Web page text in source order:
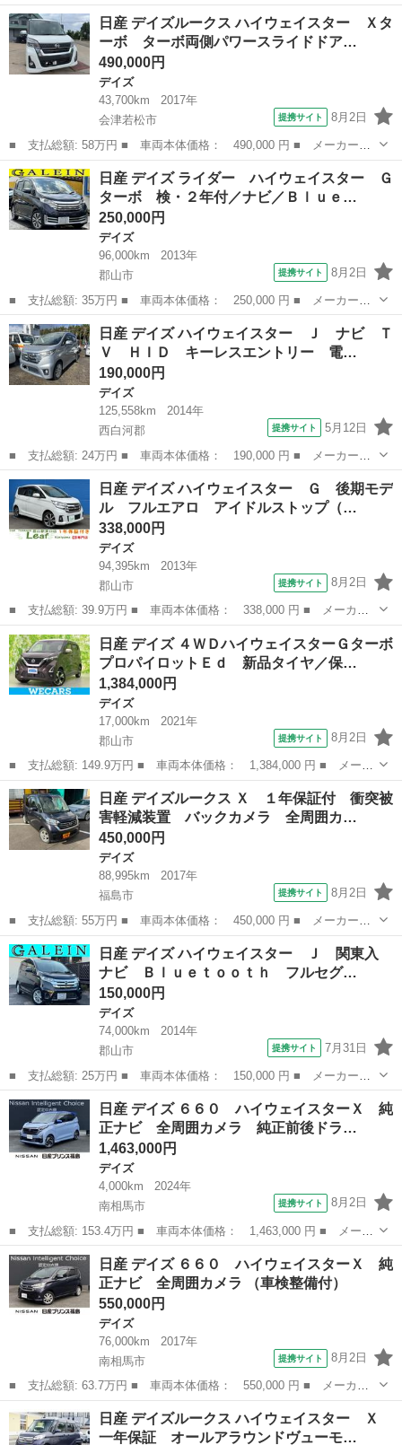
名： 日産 ■ 車種名： デイズ ■ グレード名： Ｘ 純正ナビ／
ＥＴＣ／スマートキー／衝突軽減防止装置／横滑り防止装置／純正フ
ロアマット／...
福島 福島市 デイズ
日産 デイズルークス ハイウェイスター Ｘタ
ーボ ターボ両側パワースライドドア…
490,000円
デイズ
43,700km
2017年
会津若松市
提携サイト 8月2日
■ 支払総額: 58万円 ■ 車両本体価格： 490,000 円 ■ メーカー
名： 日産 ■ 車種名： デイズルークス ■ グレード名： ハイウ
ェイスター Ｘターボ ターボ両側パワースライドドアＢｌｕｅｔｏ
ｏｔｈ地デジバッ...
福島 会津若松市 デイズ
日産 デイズ ライダー ハイウェイスター Ｇ
ターボ 検・２年付／ナビ／Ｂｌｕｅ…
250,000円
デイズ
96,000km
2013年
郡山市
提携サイト 8月2日
■ 支払総額: 35万円 ■ 車両本体価格： 250,000 円 ■ メーカー
名： 日産 ■ 車種名： デイズ ■ グレード名： ライダー ハイ
ウェイスター Ｇターボ 検・２年付／ナビ／Ｂｌｕｅｔｏｏｔｈ／
アラウンドビュー...
福島 郡山市 デイズ
日産 デイズ ハイウェイスター Ｊ ナビ Ｔ
Ｖ ＨＩＤ キーレスエントリー 電…
190,000円
デイズ
125,558km
2014年
西白河郡
提携サイト 5月12日
■ 支払総額: 24万円 ■ 車両本体価格： 190,000 円 ■ メーカー
名： 日産 ■ 車種名： デイズ ■ グレード名： ハイウェイスタ
ー Ｊ ナビ ＴＶ ＨＩＤ キーレスエントリー 電動格納ミラ
ー ベンチシート ...
福島 西白河郡 デイズ
日産 デイズ ハイウェイスター Ｇ 後期モデ
ル フルエアロ アイドルストップ（…
338,000円
デイズ
94,395km
2013年
郡山市
提携サイト 8月2日
■ 支払総額: 39.9万円 ■ 車両本体価格： 338,000 円 ■ メーカー
名： 日産 ■ 車種名： デイズ ■ グレード名： ハイウェイスタ
ー Ｇ 後期モデル フルエアロ アイドルストップ（車検２年・１
年保証・新品...
福島 郡山市 デイズ
日産 デイズ ４ＷＤハイウェイスターＧターボ
プロパイロットＥｄ 新品タイヤ／保…
1,384,000円
デイズ
17,000km
2021年
郡山市
提携サイト 8月2日
■ 支払総額: 149.9万円 ■ 車両本体価格： 1,384,000 円 ■ メーカ
ー名： 日産 ■ 車種名： デイズ ■ グレード名： ４ＷＤハイウ
ェイスターＧターボプロパイロットＥｄ 新品タイヤ／保証書／純
正 ＳＤナ...
福島 郡山市 デイズ
日産 デイズルークス Ｘ １年保証付 衝突被
害軽減装置 バックカメラ 全周囲カ…
450,000円
デイズ
88,995km
2017年
福島市
提携サイト 8月2日
■ 支払総額: 55万円 ■ 車両本体価格： 450,000 円 ■ メーカー
名： 日産 ■ 車種名： デイズルークス ■ グレード名： Ｘ １
年保証付 衝突被害軽減装置 バックカメラ 全周囲カメラ フルフ
ラット ＥＴＣ ...
福島 福島市 デイズ
日産 デイズ ハイウェイスター Ｊ 関東入
ナビ Ｂｌｕｅｔｏｏｔｈ フルセグ…
150,000円
デイズ
74,000km
2014年
郡山市
提携サイト 7月31日
■ 支払総額: 25万円 ■ 車両本体価格： 150,000 円 ■ メーカー
名： 日産 ■ 車種名： デイズ ■ グレード名： ハイウェイスタ
ー Ｊ 関東入 ナビ Ｂｌｕｅｔｏｏｔｈ フルセグ ＴＶ オー
トエアコン ＨＩ...
福島 郡山市 デイズ
日産 デイズ ６６０ ハイウェイスターＸ 純
正ナビ 全周囲カメラ 純正前後ドラ…
1,463,000円
デイズ
4,000km
2024年
南相馬市
提携サイト 8月2日
■ 支払総額: 153.4万円 ■ 車両本体価格： 1,463,000 円 ■ メーカ
ー名： 日産 ■ 車種名： デイズ ■ グレード名： ６６０ ハイ
ウェイスターＸ 純正ナビ 全周囲カメラ 純正前後ドラレコ ■ 排
気量：...
福島 南相馬市 デイズ
日産 デイズ ６６０ ハイウェイスターＸ 純
正ナビ 全周囲カメラ （車検整備付）
550,000円
デイズ
76,000km
2017年
南相馬市
提携サイト 8月2日
■ 支払総額: 63.7万円 ■ 車両本体価格： 550,000 円 ■ メーカー
名： 日産 ■ 車種名： デイズ ■ グレード名： ６６０ ハイウ
ェイスターＸ 純正ナビ 全周囲カメラ ■ 排気量： 660cc ■ ドア
枚...
福島 南相馬市 デイズ
日産 デイズルークス ハイウェイスター Ｘ
一年保証 オールアラウンドヴューモ…